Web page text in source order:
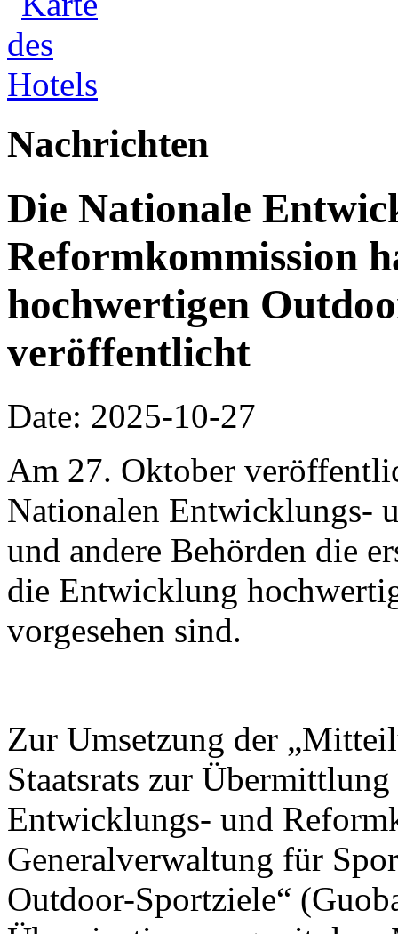
Nachrichten
Die Nationale
Reformkommission
hochwertigen
veröffentlicht
Date: 2025-10-27
Am 27. Oktober
Nationalen Entwicklungs-
und andere Behörden die
die Entwicklung
vorgesehen sind.
Zur Umsetzung der
Staatsrats zur
Entwicklungs- und
Generalverwaltung für
Outdoor-Sportziele“